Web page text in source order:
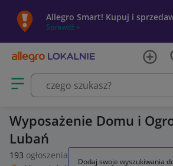
Allegro Smart! Kupuj i
Sprawdź »
Otwórz menu z kategoriami
Wyposażenie Domu i
Lubań
193 ogłoszenia
Dodaj swoje wyszukiwania